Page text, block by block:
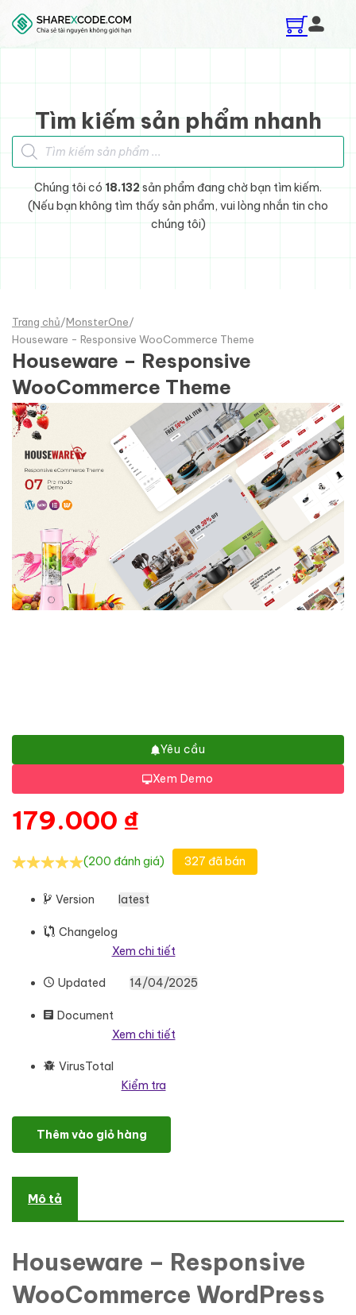
Skip to main content
Skip to footer
Tìm kiếm sản phẩm nhanh
Tìm kiếm sản phẩm
Chúng tôi có 18.132sản phẩm đang chờ bạn tìm kiếm.
(Nếu bạn không tìm thấy sản phẩm, vui lòng nhắn tin cho
chúng tôi)
Trang chủ/MonsterOne/
Houseware - Responsive WooCommerce Theme
Houseware – Responsive
WooCommerce Theme
Yêu cầu
Xem Demo
179.000 ₫
(200 đánh giá) 327 đã bán
Version latest
Changelog
Xem chi tiết
Updated 14/04/2025
Document
Xem chi tiết
VirusTotal
Kiểm tra
Houseware - Responsive WooCommerce Theme số lượng
Thêm vào giỏ hàng
Mô tả
Houseware – Responsive
WooCommerce WordPress